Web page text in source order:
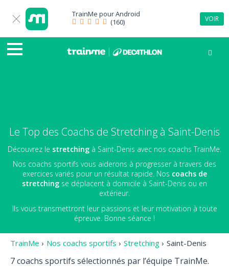
TrainMe pourAndroid
(160)
VOIR
Le Top des Coachs de Stretching à Saint-Denis
Découvrez le stretching à Saint-Denis avec nos coachs TrainMe.
Nos coachs sportifs vous aiderons à progresser à travers des
exercices variés pour un résultat rapide. Nos coachs de
stretching se déplacent à domicile à Saint-Denis ou en
extérieur.
Ils vous transmettront leur passions et leur motivation à toute
épreuve. Bonne séance !
TrainMe › Nos coachs sportifs › Stretching › Saint-Denis
7 coachs sportifs sélectionnés par l’équipe TrainMe.